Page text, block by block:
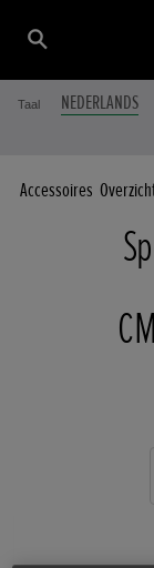
Taal NEDERLANDS
Accessoires